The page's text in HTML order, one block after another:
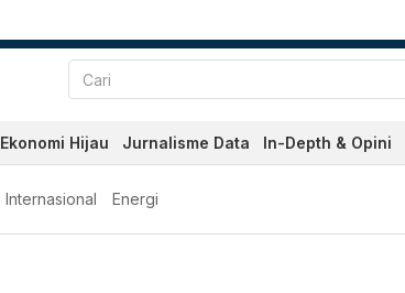
Ekonomi Hijau Jurnalisme Data In-Depth & Opini
Internasional Energi